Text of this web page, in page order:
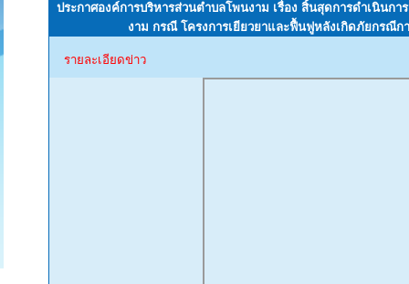
ประกาศองค์การบริหารส่วนตำบลโพนงาม เรื่อง สิ้นสุดการดำเนิน
งาม กรณี โครงการเยียวยาและฟื้นฟูหลังเกิดภัยกรณี
รายละเอียดข่าว